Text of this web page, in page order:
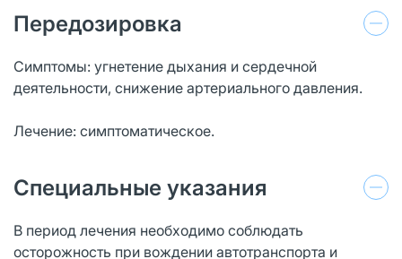
Передозировка
Симптомы: угнетение дыхания и сердечной
деятельности, снижение артериаль­ного давления.
Лечение: симптоматическое.
Специальные указания
В период лечения необходимо соблюдать
осторожность при вождении авто­транспорта и